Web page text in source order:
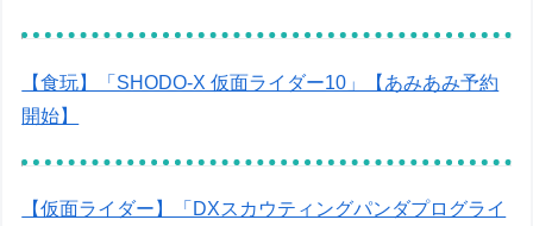
【食玩】「SHODO-X 仮面ライダー10」【あみあみ予約
開始】
【仮面ライダー】「DXスカウティングパンダプログライ